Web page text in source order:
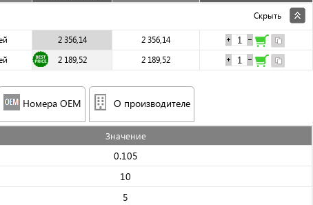
Скрыть
2 356,14
2 356,14
2 189,52 2 189,52
Номера OEM О производителе
Значениe
0.105
10
5